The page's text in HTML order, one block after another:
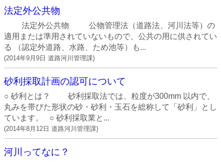
法定外公共物
法定外公共物 公物管理法（道路法、河川法等）の
適用または準用されていないもので、公共の用に供されてい
る （認定外道路、水路、ため池等）も...
(2014年9月9日 道路河川管理課)
砂利採取計画の認可について
○ 砂利とは？ 砂利採取法では、粒度が300mm 以内で、
丸みを帯びた形状の砂・砂利・玉石を総称して「砂利」とし
ています。 ○ 砂利採取業と...
(2014年8月12日 道路河川管理課)
河川ってなに？